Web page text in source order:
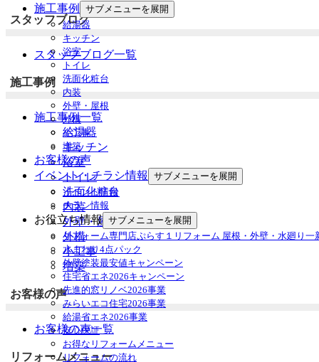
施工事例
サブメニューを展開
給湯器
キッチン
浴室
トイレ
洗面化粧台
内装
外壁・屋根
外構
小工事
増築
お客様の声
イベント・チラシ情報
サブメニューを展開
イベント情報
チラシ情報
お役立ち情報 サブメニューを展開
リフォーム専門店ぷらす１リフォーム 屋根・外壁・水廻り一
水まわり4点パック
外壁塗装最安値キャンペーン
住宅省エネ2026キャンペーン
先進的窓リノベ2026事業
みらいエコ住宅2026事業
給湯省エネ2026事業
安心保証
お得なリフォームメニュー
リフォームの流れ
スタッフブログ
スタッフブログ一覧
施工事例
施工事例一覧
給湯器
キッチン
浴室
トイレ
洗面化粧台
内装
外壁・屋根
外構
小工事
増築
お客様の声
お客様の声一覧
リフォームメニュー